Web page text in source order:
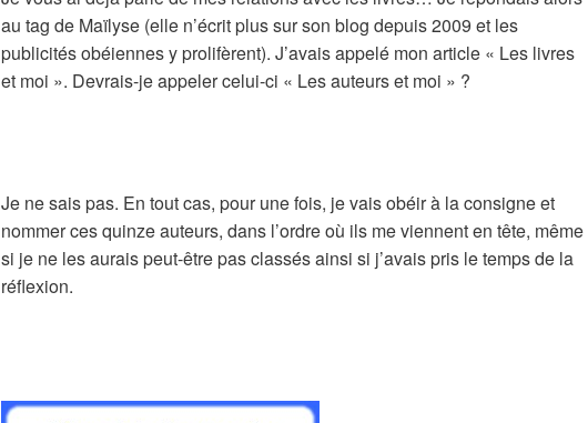
au tag de Maïlyse (elle n’écrit plus sur son blog depuis 2009 et les
publicités obéiennes y prolifèrent). J’avais appelé mon article « Les livres
et moi ». Devrais-je appeler celui-ci « Les auteurs et moi » ?
Je ne sais pas. En tout cas, pour une fois, je vais obéir à la consigne et
nommer ces quinze auteurs, dans l’ordre où ils me viennent en tête, même
si je ne les aurais peut-être pas classés ainsi si j’avais pris le temps de la
réflexion.